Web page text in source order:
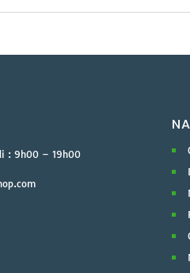
: 9h00 – 19h00